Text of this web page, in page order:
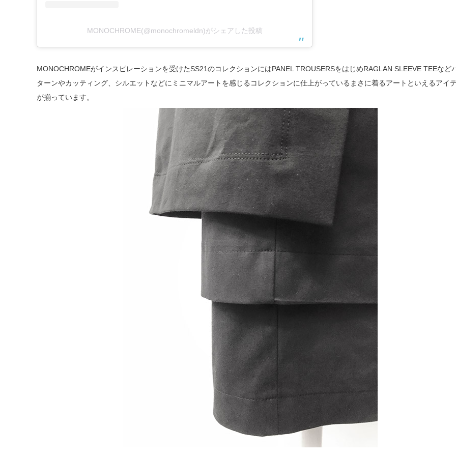
MONOCHROME(@monochromeldn)がシェアした投稿
MONOCHROMEがインスピレーションを受けたSS21のコレクションにはPANEL TROUSERSをはじめRAGLAN SLEEVE TEEなど
ターンやカッティング、シルエットなどにミニマルアートを感じるコレクションに仕上がっているまさに着るアートといえるアイ
が揃っています。